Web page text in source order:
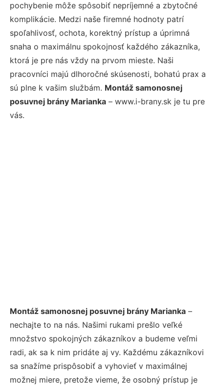
pochybenie môže spôsobiť nepríjemné a zbytočné
komplikácie. Medzi naše firemné hodnoty patrí
spoľahlivosť, ochota, korektný prístup a úprimná
snaha o maximálnu spokojnosť každého zákazníka,
ktorá je pre nás vždy na prvom mieste. Naši
pracovníci majú dlhoročné skúsenosti, bohatú prax a
sú plne k vašim službám. Montáž samonosnej
posuvnej brány Marianka – www.i-brany.sk je tu pre
vás.
Montáž samonosnej posuvnej brány Marianka –
nechajte to na nás. Našimi rukami prešlo veľké
množstvo spokojných zákazníkov a budeme veľmi
radi, ak sa k nim pridáte aj vy. Každému zákazníkovi
sa snažíme prispôsobiť a vyhovieť v maximálnej
možnej miere, pretože vieme, že osobný prístup je